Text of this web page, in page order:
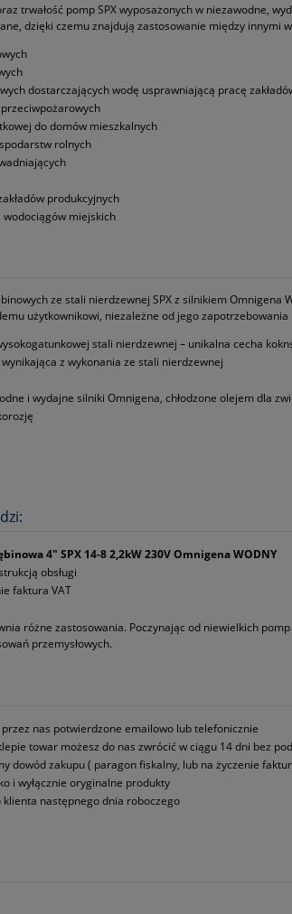
trwałość pomp SPX wyposażonych w niezawodne,
dzięki czemu znajdują zastosowanie między innymi
dostarczających wodę usprawniającą pracę
do domów mieszkalnych
rolnych
produkcyjnych
wodociągów miejskich
ze stali nierdzewnej SPX z silnikiem
użytkownikowi, niezależne od jego zapotrzebowania
stali nierdzewnej – unikalna cecha
z wykonania ze stali nierdzewnej
i wydajne silniki Omnigena, chłodzone olejem dla
4" SPX 14‑8 2,2kW 230V Omnigena WODNY
obsługi
faktura VAT
różne zastosowania. Poczynając od niewielkich
przemysłowych.
nas potwierdzone emailowo lub telefonicznie
towar możesz do nas zwrócić w ciągu 14 dni bez
dowód zakupu ( paragon fiskalny, lub na życzenie
i wyłącznie oryginalne produkty
klienta następnego dnia roboczego